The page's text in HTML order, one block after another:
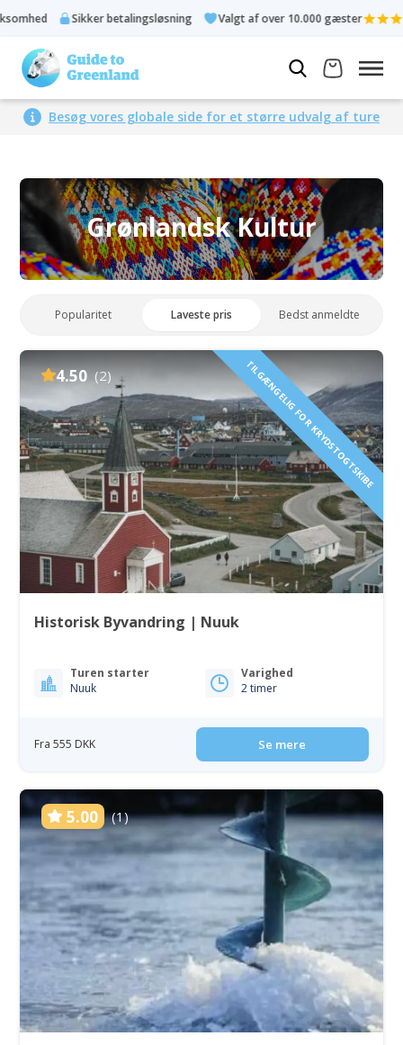
betalingsløsning Valgt af over 10.000 gæster Bedømt
Besøg vores globale side for et større udvalg af ture
Grønlandsk Kultur
Popularitet Laveste pris Bedst anmeldte
4.50 (2) TILGÆNGELIG FOR KRYDSTOGTSKIBE
Historisk Byvandring | Nuuk
Turen starter
Nuuk
Varighed
2 timer
Fra 555 DKK Se mere
5.00 (1)